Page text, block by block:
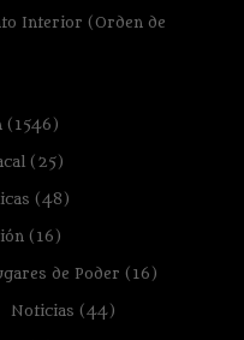
Interior (Orden de
(1546)
(25)
(48)
(16)
de Poder (16)
Noticias (44)